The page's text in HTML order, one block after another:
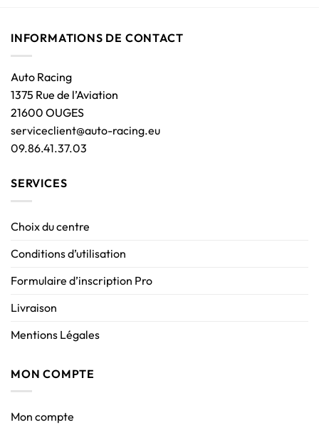
INFORMATIONS DE CONTACT
Auto Racing
1375 Rue de l’Aviation
21600 OUGES
serviceclient@auto-racing.eu
09.86.41.37.03
SERVICES
Choix du centre
Conditions d’utilisation
Formulaire d’inscription Pro
Livraison
Mentions Légales
MON COMPTE
Mon compte